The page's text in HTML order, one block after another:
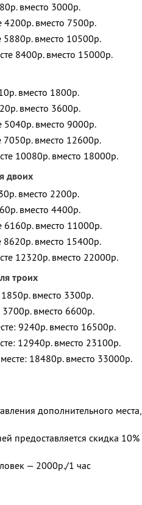
вместо 3000р.
4200р. вместо 7500р.
5880р. вместо 10500р.
8400р. вместо 15000р.
вместо 1800р.
вместо 3600р.
5040р. вместо 9000р.
7050р. вместо 12600р.
10080р. вместо 18000р.
двоих
вместо 2200р.
вместо 4400р.
6160р. вместо 11000р.
8620р. вместо 15400р.
12320р. вместо 22000р.
троих
1850р.вместо 3300р.
3700р. вместо 6600р.
9240р. вместо 16500р.
12940р. вместо 23100р.
18480р. вместо 33000р.
дополнительного места,
предоставляется скидка 10%
— 2000р./1 час